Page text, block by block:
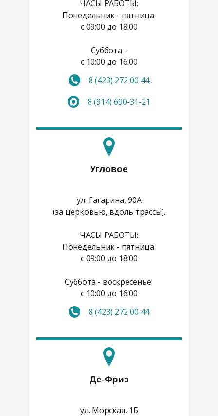
ЧАСЫ РАБОТЫ:
Понедельник - пятница
с 09:00 до 18:00
Суббота -
с 10:00 до 16:00
Воскресенье - выходной
8 (423) 272 00 44
8 (914) 690-31-21
ул. Гагарина, 90А
(за церковью, вдоль трассы).
ЧАСЫ РАБОТЫ:
Понедельник - пятница
с 09:00 до 18:00
Суббота - воскресенье
с 10:00 до 16:00
Угловое
8 (423) 272 00 44
ул. Морская, 1Б
Де-Фриз